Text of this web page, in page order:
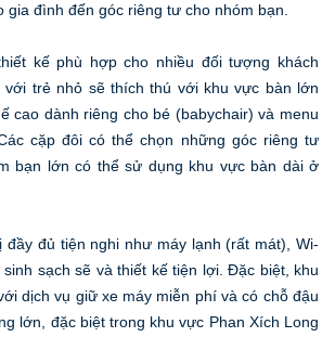
gia đình đến góc riêng tư cho nhóm bạn.
kế phù hợp cho nhiều đối tượng khách
với trẻ nhỏ sẽ thích thú với khu vực bàn lớn
cao dành riêng cho bé (babychair) và menu
cặp đôi có thể chọn những góc riêng tư
bạn lớn có thể sử dụng khu vực bàn dài ở
đầy đủ tiện nghi như máy lạnh (rất mát), Wi-
sạch sẽ và thiết kế tiện lợi. Đặc biệt, khu
dịch vụ giữ xe máy miễn phí và có chỗ đậu
lớn, đặc biệt trong khu vực Phan Xích Long